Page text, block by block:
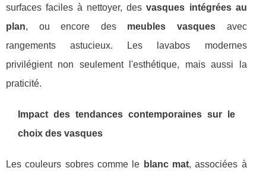
surfaces faciles à nettoyer, desvasques intégrées au
plan, ou encore des meubles vasques avec
rangements astucieux. Les lavabos modernes
privilégient non seulement l'esthétique, mais aussi la
praticité.
Impact des tendances contemporaines sur le
choix des vasques
Les couleurs sobres comme le blanc mat, associées à